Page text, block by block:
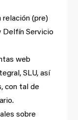
relación (pre)
Delfín Servicio
web
SLU, así
con tal de
sobre